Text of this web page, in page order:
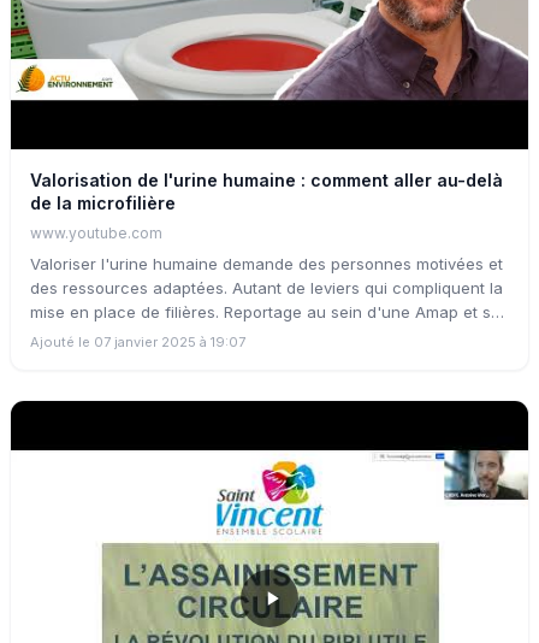
Valorisation de l'urine humaine : comment aller au-delà
de la microfilière
www.youtube.com
Valoriser l'urine humaine demande des personnes motivées et
des ressources adaptées. Autant de leviers qui compliquent la
mise en place de filières. Reportage au sein d'une Amap et sur
le chantier d'un futur écoquartier.
Ajouté le 07 janvier 2025 à 19:07